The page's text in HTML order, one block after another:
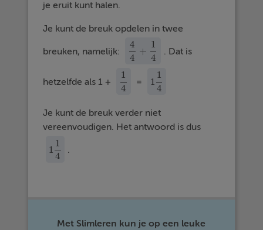
je eruit kunt halen.
Je kunt de breuk opdelen in twee
breuken, namelijk:
4
4
+
1
4
44+14 . Dat is
hetzelfde als 1 +
1
4
14 = 1
1
4
114
Je kunt de breuk verder niet
vereenvoudigen. Het antwoord is dus
1
1
4
114 .
Met Slimleren kun je op een leuke